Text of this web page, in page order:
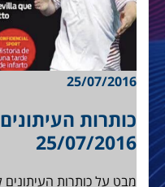
25/07/2016
כותרות
25/07/2016